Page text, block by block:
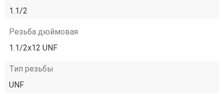
1.1/2
Резьба дюймовая
1.1/2х12 UNF
Тип резьбы
UNF